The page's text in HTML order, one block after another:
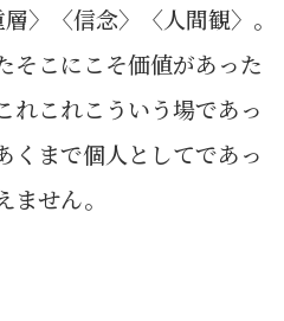
〉〈信念〉〈人間観〉。
そこにこそ価値があった
れこれこういう場であっ
くまで個人としてであっ
せん。